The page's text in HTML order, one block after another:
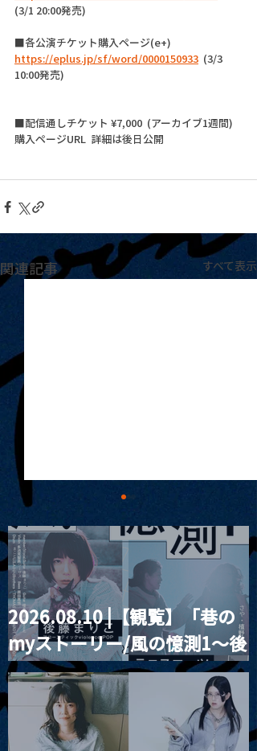
(3/1 20:00発売)
■各公演チケット購入ページ(e+)
https://eplus.jp/sf/word/0000150933
  (3/3
10:00発売)
■配信通しチケット ¥7,000  (アーカイブ1週間)
購入ページURL  詳細は後日公開
関連記事 すべて表示
東郷清丸匚 初のホール単
独公演「匚ル」(ほうる)を
改修前の武蔵野公会堂で
開催
2026.08.10 |【観覧】「巷の
myストーリー/風の憶測1～後
藤まりこアコースティック
violence POPとテニスコー
ツ」